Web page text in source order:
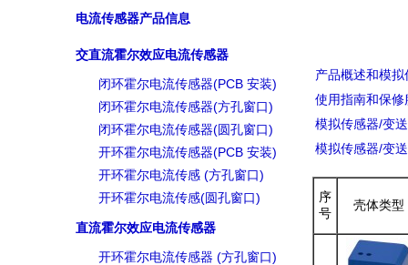
电流传感器产品信息
交直流霍尔效应电流传感器
闭环霍尔电流传感器(PCB 安装)
闭环霍尔电流传感器(方孔窗口)
闭环霍尔电流传感器(圆孔窗口)
开环霍尔电流传感器(PCB 安装)
开环霍尔电流传感 (方孔窗口)
开环霍尔电流传感(圆孔窗口)
直流霍尔效应电流传感器
开环霍尔电流传感器 (方孔窗口)
产品概述和模
使用指南和保修
模拟传感器/变
模拟传感器/变
序
号
壳体类型